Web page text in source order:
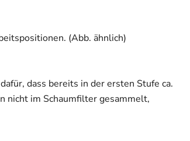
(Abb. ähnlich)
dass bereits in der ersten Stufe ca.
nicht im Schaumfilter gesammelt,